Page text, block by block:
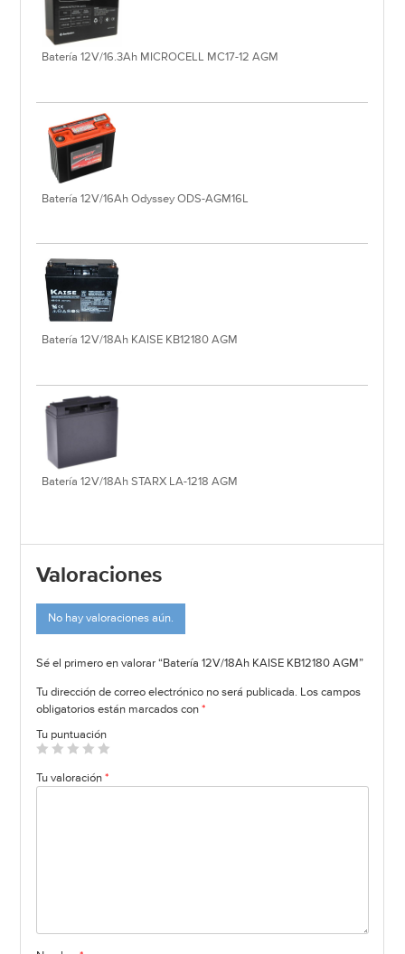
Batería 12V/16.3Ah MICROCELL MC17-12 AGM
Batería 12V/16Ah Odyssey ODS-AGM16L
Batería 12V/18Ah KAISE KB12180 AGM
Batería 12V/18Ah STARX LA-1218 AGM
Valoraciones
No hay valoraciones aún.
Sé el primero en valorar “Batería 12V/18Ah KAISE KB12180 AGM”
Tu dirección de correo electrónico no será publicada. Los campos
obligatorios están marcados con*
Tu puntuación
Tu valoración*